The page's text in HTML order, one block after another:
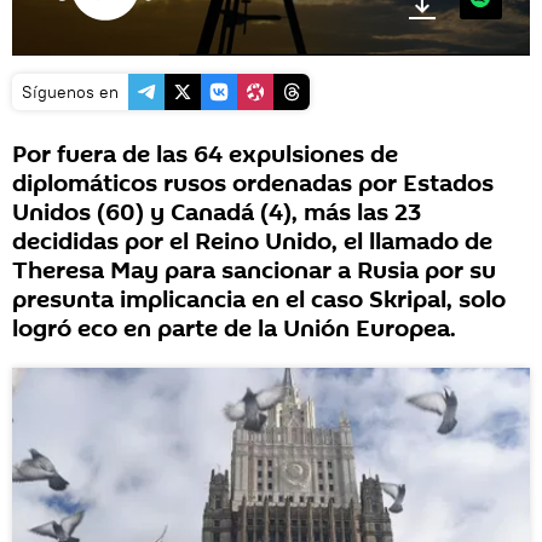
Síguenos en
Por fuera de las 64 expulsiones de
diplomáticos rusos ordenadas por Estados
Unidos (60) y Canadá (4), más las 23
decididas por el Reino Unido, el llamado de
Theresa May para sancionar a Rusia por su
presunta implicancia en el caso Skripal, solo
logró eco en parte de la Unión Europea.